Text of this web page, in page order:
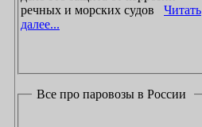
речных и морских судов Читать
далее...
Все про паровозы в России